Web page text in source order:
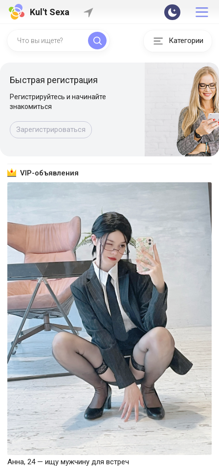
Kul't Sexa
Категории
Быстрая регистрация
Регистрируйтесь и начинайте
знакомиться
Зарегистрироваться
VIP-объявления
Анна, 24 — ищу мужчину для встреч